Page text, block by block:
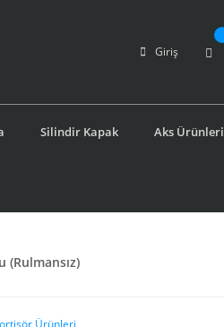
Giriş
Silindir Kapak Aks Ürünleri
(Rulmansız)
Ürünleri